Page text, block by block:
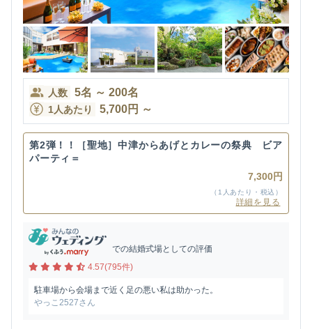
人数 5名 ～ 200名
1人あたり 5,700円 ～
第2弾！！［聖地］中津からあげとカレーの祭典 ビア
パーティ＝
7,300円
（1人あたり・税込）
詳細を見る
での結婚式場としての評価
4.57(795件)
駐車場から会場まで近く足の悪い私は助かった。
やっこ2527さん